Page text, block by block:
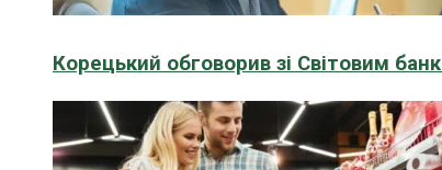
Корецький обговорив зі Світовим